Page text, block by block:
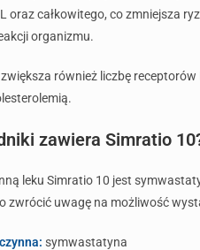
oraz całkowitego, co zmniejsza
organizmu.
również liczbę
zawiera Simratio
leku Simratio 10 jest
zwrócić uwagę na możliwość
symwastatyna